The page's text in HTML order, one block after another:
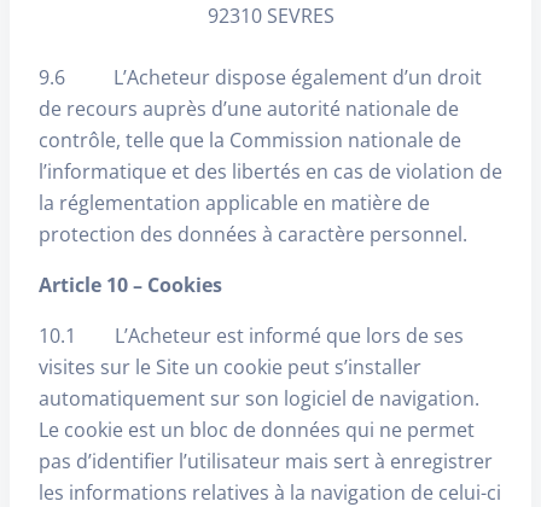
92310 SEVRES
9.6 L’Acheteur dispose également d’un droit
de recours auprès d’une autorité nationale de
contrôle, telle que la Commission nationale de
l’informatique et des libertés en cas de violation de
la réglementation applicable en matière de
protection des données à caractère personnel.
Article 10 – Cookies
10.1 L’Acheteur est informé que lors de ses
visites sur le Site un cookie peut s’installer
automatiquement sur son logiciel de navigation.
Le cookie est un bloc de données qui ne permet
pas d’identifier l’utilisateur mais sert à enregistrer
les informations relatives à la navigation de celui-ci